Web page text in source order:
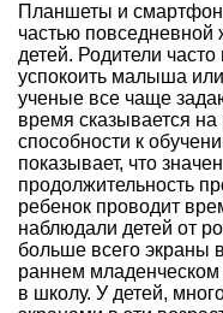
Планшеты и
частью
детей. Родители
успокоить малыша
ученые все чаще
время сказывается
способности к
показывает, что
продолжительность
ребенок проводит
наблюдали детей от
больше всего экраны
раннем младенческом
в школу. У детей,